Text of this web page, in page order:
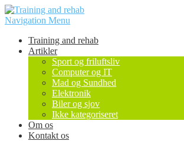
Navigation Menu
Training and rehab
Artikler
Sport og friluftsliv
Computer og IT
Mad og Sundhed
Elektronik
Biler og sjov
Ikke kategoriseret
Om os
Kontakt os